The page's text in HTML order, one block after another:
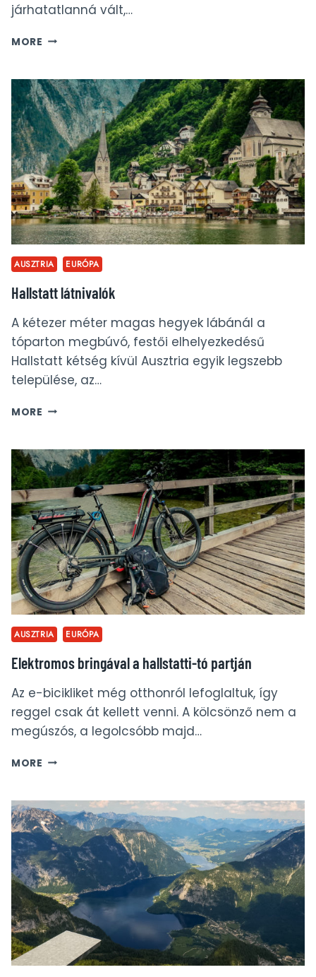
járhatatlanná vált,…
MORE LIECHTENSTEINKLAMM,
2020
–
ÚJRA
NYITVA!
AUSZTRIA EURÓPA
Hallstatt látnivalók
A kétezer méter magas hegyek lábánál a
tóparton megbúvó, festői elhelyezkedésű
Hallstatt kétség kívül Ausztria egyik legszebb
települése, az…
MORE HALLSTATT
AUSZTRIA EURÓPA
Elektromos bringával a hallstatti-tó partján
Az e-bicikliket még otthonról lefoglaltuk, így
reggel csak át kellett venni. A kölcsönző nem a
megúszós, a legolcsóbb majd…
MORE ELEKTROMOS
HALLSTATTI-
TÓ
PARTJÁN